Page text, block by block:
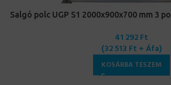
Salgó polc UGP S1 2000x900x700 mm 3
41 292Ft
(32 513 Ft + Áfa)
KOSÁRBA TESZEM